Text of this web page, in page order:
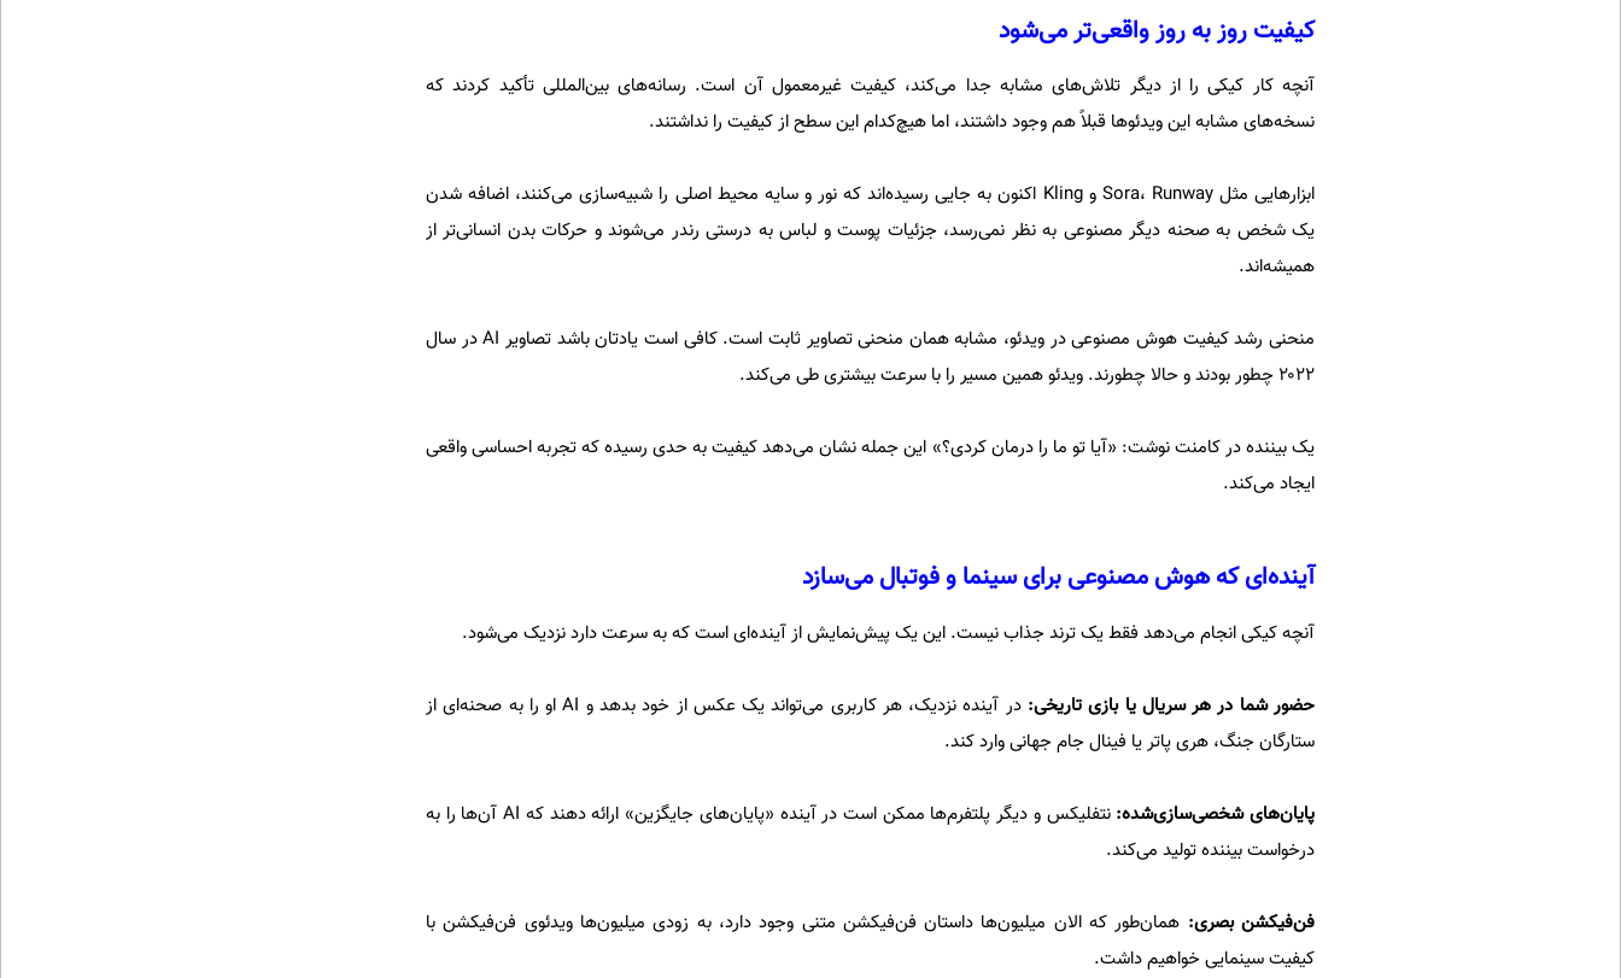
کیفیت روز به روز واقعی‌تر می‌شود
آنچه کار کیکی را از دیگر تلاش‌های مشابه جدا می‌کند، کیفیت غیرمعمول آن است. رسانه‌های بین‌المللی تأکید کردند که
نسخه‌های مشابه این ویدئوها قبلاً هم وجود داشتند، اما هیچ‌کدام این سطح از کیفیت را نداشتند.
ابزارهایی مثل Sora، Runway و Kling اکنون به جایی رسیده‌اند که نور و سایه محیط اصلی را شبیه‌سازی می‌کنند، اضافه شدن
یک شخص به صحنه دیگر مصنوعی به نظر نمی‌رسد، جزئیات پوست و لباس به درستی رندر می‌شوند و حرکات بدن انسانی‌تر از
همیشه‌اند.
منحنی رشد کیفیت هوش مصنوعی در ویدئو، مشابه همان منحنی تصاویر ثابت است. کافی است یادتان باشد تصاویر AI در سال
۲۰۲۲ چطور بودند و حالا چطورند. ویدئو همین مسیر را با سرعت بیشتری طی می‌کند.
یک بیننده در کامنت نوشت: «آیا تو ما را درمان کردی؟» این جمله نشان می‌دهد کیفیت به حدی رسیده که تجربه احساسی واقعی
ایجاد می‌کند.
آینده‌ای که هوش مصنوعی برای سینما و فوتبال می‌سازد
آنچه کیکی انجام می‌دهد فقط یک ترند جذاب نیست. این یک پیش‌نمایش از آینده‌ای است که به سرعت دارد نزدیک می‌شود.
حضور شما در هر سریال یا بازی تاریخی:
در آینده نزدیک، هر کاربری می‌تواند یک عکس از خود بدهد و AI او را به صحنه‌ای از
ستارگان جنگ، هری پاتر یا فینال جام جهانی وارد کند.
پایان‌های شخصی‌سازی‌شده:
نتفلیکس و دیگر پلتفرم‌ها ممکن است در آینده «پایان‌های جایگزین» ارائه دهند که AI آن‌ها را به
درخواست بیننده تولید می‌کند.
فن‌فیکشن بصری: همان‌طور که الان میلیون‌ها داستان فن‌فیکشن متنی وجود دارد، به زودی میلیون‌ها ویدئوی فن‌فیکشن با
کیفیت سینمایی خواهیم داشت.